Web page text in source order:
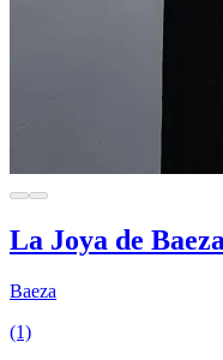
La Joya de
Baeza
(1)